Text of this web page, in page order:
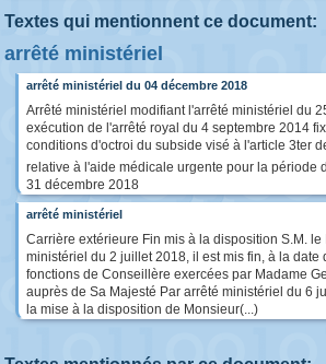
Textes qui mentionnent ce document:
arrêté ministériel
arrêté ministériel du 04 décembre 2018
Arrêté ministériel modifiant l'arrêté ministériel du
exécution de l'arrêté royal du 4 septembre 2014
conditions d'octroi du subside visé à l'article 3ter
relative à l'aide médicale urgente pour la période
31 décembre 2018
arrêté ministériel
Carrière extérieure Fin mis à la disposition S.M.
ministériel du 2 juillet 2018, il est mis fin, à la date
fonctions de Conseillère exercées par Madame
auprès de Sa Majesté Par arrêté ministériel du 6
la mise à la disposition de Monsieur(...)